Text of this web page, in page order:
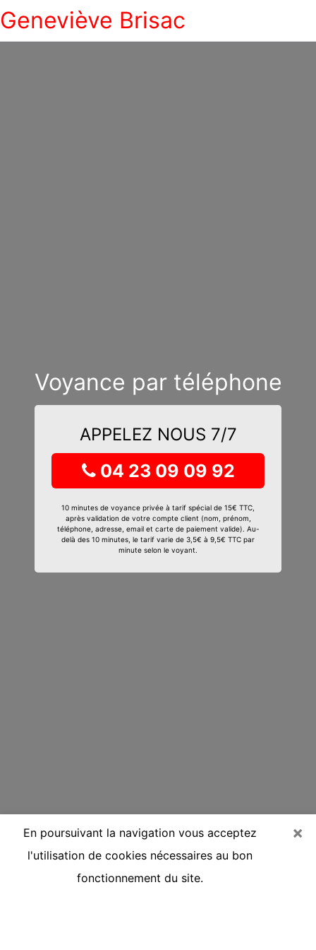
Geneviève Brisac
Voyance par téléphone
APPELEZ NOUS 7/7
04 23 09 09 92
10 minutes de voyance privée à tarif spécial de 15€ TTC,
après validation de votre compte client (nom, prénom,
téléphone, adresse, email et carte de paiement valide). Au-
delà des 10 minutes, le tarif varie de 3,5€ à 9,5€ TTC par
minute selon le voyant.
×
En poursuivant la navigation vous acceptez
l'utilisation de cookies nécessaires au bon
fonctionnement du site.